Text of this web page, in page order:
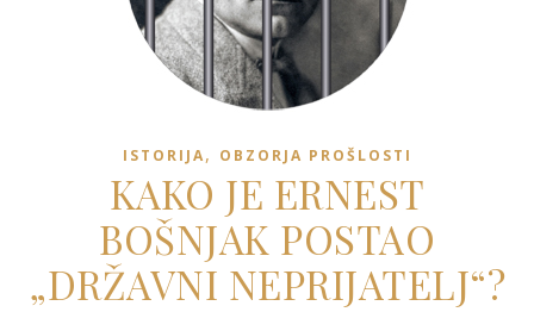
ISTORIJA, OBZORJA PROŠLOSTI
KAKO JE ERNEST
BOŠNJAK POSTAO
„DRŽAVNI NEPRIJATELJ“?